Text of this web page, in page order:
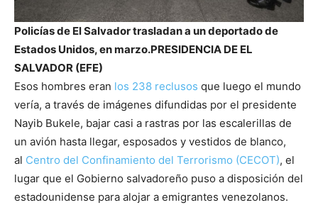
Policías de El Salvador trasladan a un deportado de
Estados Unidos, en marzo.PRESIDENCIA DE EL
SALVADOR (EFE)
Esos hombres eran los 238 reclusos que luego el mundo
vería, a través de imágenes difundidas por el presidente
Nayib Bukele, bajar casi a rastras por las escalerillas de
un avión hasta llegar, esposados y vestidos de blanco,
al Centro del Confinamiento del Terrorismo (CECOT), el
lugar que el Gobierno salvadoreño puso a disposición del
estadounidense para alojar a emigrantes venezolanos.